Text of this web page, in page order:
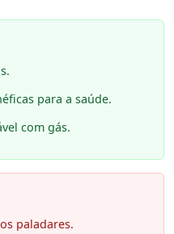
para a saúde.
com gás.
paladares.